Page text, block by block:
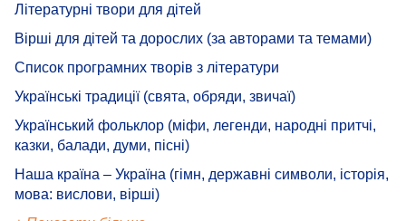
Літературні твори для дітей
Вірші для дітей та дорослих (за авторами та темами)
Список програмних творів з літератури
Українські традиції (свята, обряди, звичаї)
Український фольклор (міфи, легенди, народні притчі,
казки, балади, думи, пісні)
Наша країна – Україна (гімн, державні символи, історія,
мова: вислови, вірші)